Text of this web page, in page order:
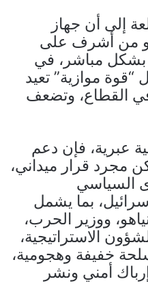
إلى أن جهاز
هو من أشرف على
بشكل مباشر، في
موازية” تعيد
القطاع، وتضعف
عبرية، فإن دعم
مجرد قرار ميداني،
السياسي
بما يشمل
ووزير الحرب،
الاستراتيجية،
خفيفة وهجومية،
أمني ونشر